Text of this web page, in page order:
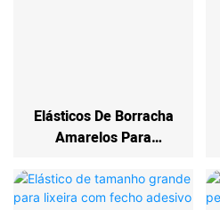
Elásticos De Borracha
Amarelos Para
Material De Escritório E
Escolar.